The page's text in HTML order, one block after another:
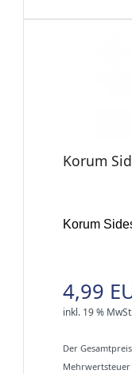
Korum
Korum
4,99
inkl. 19 %
Der